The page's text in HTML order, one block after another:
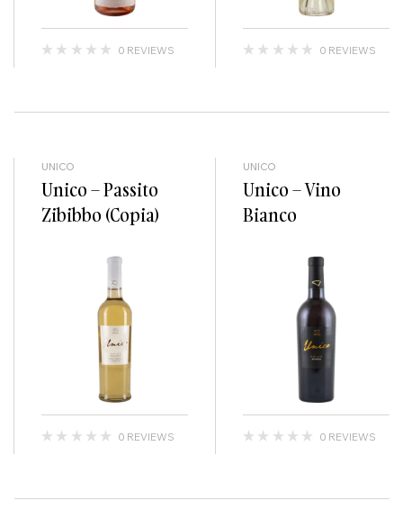
0 REVIEWS 0 REVIEWS
UNICO
Unico – Passito
Zibibbo (Copia)
0 REVIEWS
UNICO
Unico – Vino
Bianco
0 REVIEWS